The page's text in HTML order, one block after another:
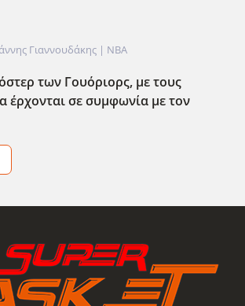
Γιαννουδάκης | NBA
των Γουόριορς, με τους
έρχονται σε συμφωνία με τον